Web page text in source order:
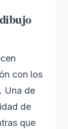
con los
Una de
de
que